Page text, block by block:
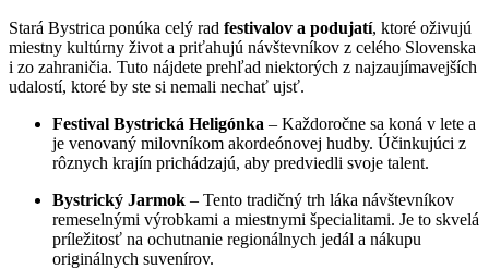
Stará Bystrica ponúka celý rad festivalov a podujatí, ktoré oživujú
miestny kultúrny život a priťahujú návštevníkov z celého Slovenska
i zo zahraničia. Tuto nájdete prehľad niektorých z najzaujímavejších
udalostí, ktoré by ste si nemali nechať ujsť.
Festival Bystrická Heligónka – Každoročne sa koná v lete a
je venovaný milovníkom akordeónovej hudby. Účinkujúci z
rôznych krajín prichádzajú, aby predviedli svoje talent.
Bystrický Jarmok – Tento tradičný trh láka návštevníkov
remeselnými výrobkami a miestnymi špecialitami. Je to skvelá
príležitosť na ochutnanie regionálnych jedál a nákupu
originálnych suvenírov.